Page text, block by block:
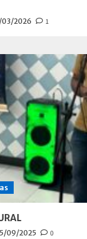
2026 1
09/2025 0